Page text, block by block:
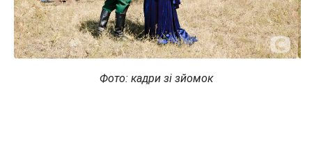
Фото: кадри зі зйомок